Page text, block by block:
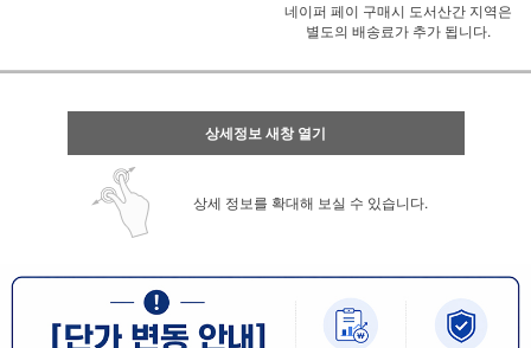
네이퍼 페이 구매시 도서산간 지역은
별도의 배송료가 추가 됩니다.
상세정보 새창 열기
상세 정보를 확대해 보실 수 있습니다.